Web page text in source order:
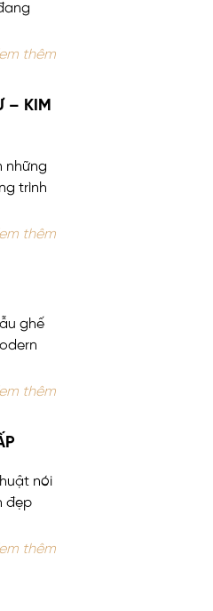
thêm
– KIM
những
trình
thêm
ghế
thêm
nói
đẹp
thêm